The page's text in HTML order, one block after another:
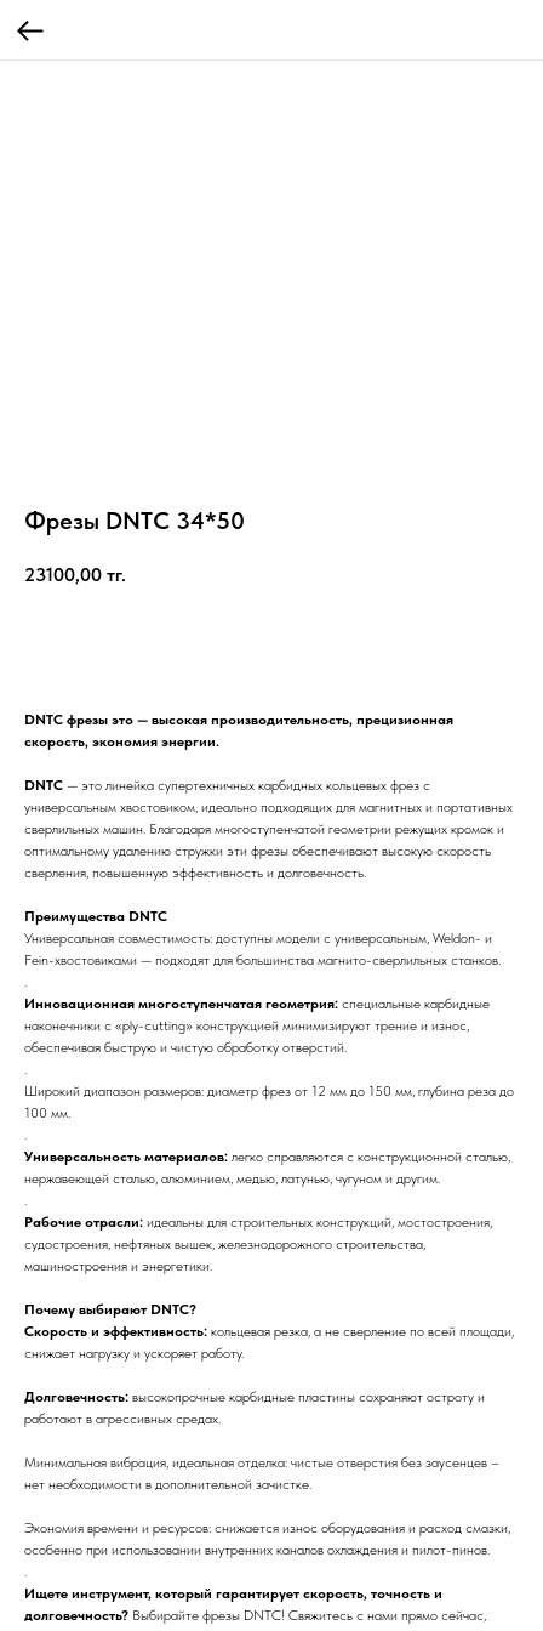
Фрезы DNTC 34*50
23100,00 тг.
DNTC фрезы это — высокая производительность, прецизионная
скорость, экономия энергии.
DNTC — это линейка супертехничных карбидных кольцевых фрез с
универсальным хвостовиком, идеально подходящих для магнитных и портативных
сверлильных машин. Благодаря многоступенчатой геометрии режущих кромок и
оптимальному удалению стружки эти фрезы обеспечивают высокую скорость
сверления, повышенную эффективность и долговечность.
Преимущества DNTC
Универсальная совместимость: доступны модели с универсальным, Weldon- и
Fein-хвостовиками — подходят для большинства магнито-сверлильных станков.
.
Инновационная многоступенчатая геометрия: специальные карбидные
наконечники с «ply-cutting» конструкцией минимизируют трение и износ,
обеспечивая быструю и чистую обработку отверстий.
.
Широкий диапазон размеров: диаметр фрез от 12 мм до 150 мм, глубина реза до
100 мм.
.
Универсальность материалов: легко справляются с конструкционной сталью,
нержавеющей сталью, алюминием, медью, латунью, чугуном и другим.
.
Рабочие отрасли: идеальны для строительных конструкций, мостостроения,
судостроения, нефтяных вышек, железнодорожного строительства,
машиностроения и энергетики.
Почему выбирают DNTC?
Скорость и эффективность: кольцевая резка, а не сверление по всей площади,
снижает нагрузку и ускоряет работу.
Долговечность: высокопрочные карбидные пластины сохраняют остроту и
работают в агрессивных средах.
Минимальная вибрация, идеальная отделка: чистые отверстия без заусенцев –
нет необходимости в дополнительной зачистке.
Экономия времени и ресурсов: снижается износ оборудования и расход смазки,
особенно при использовании внутренних каналов охлаждения и пилот-пинов.
.
Ищете инструмент, который гарантирует скорость, точность и
долговечность? Выбирайте фрезы DNTC! Свяжитесь с нами прямо сейчас,